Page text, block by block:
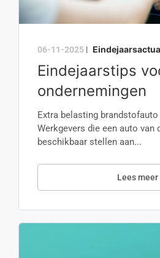
06-11-2025 |
Eindejaarstips
ondernemingen
Extra belasting brandstofauto
Werkgevers die een auto van
beschikbaar stellen aan...
Lees meer